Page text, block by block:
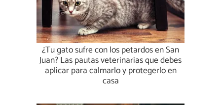
¿Tu gato sufre con los petardos en San
Juan? Las pautas veterinarias que debes
aplicar para calmarlo y protegerlo en
casa